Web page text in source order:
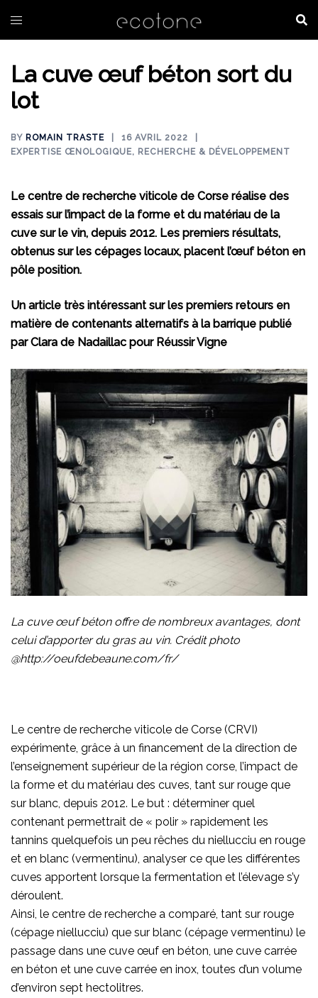
au
La cuve œuf béton sort du
lot
BY ROMAIN TRASTE
16 AVRIL 2022
EXPERTISE ŒNOLOGIQUE, RECHERCHE & DÉVELOPPEMENT
Le centre de recherche viticole de Corse réalise des
essais sur l’impact de la forme et du matériau de la
cuve sur le vin, depuis 2012. Les premiers résultats,
obtenus sur les cépages locaux, placent l’œuf béton en
pôle position.
Un article très intéressant sur les premiers retours en
matière de contenants alternatifs à la barrique publié
par Clara de Nadaillac pour Réussir Vigne
La cuve œuf béton offre de nombreux avantages, dont
celui d’apporter du gras au vin. Crédit photo
@http://oeufdebeaune.com/fr/
Le centre de recherche viticole de Corse (CRVI)
expérimente, grâce à un financement de la direction de
l’enseignement supérieur de la région corse, l’impact de
la forme et du matériau des cuves, tant sur rouge que
sur blanc, depuis 2012. Le but : déterminer quel
contenant permettrait de « polir » rapidement les
tannins quelquefois un peu rêches du niellucciu en rouge
et en blanc (vermentinu), analyser ce que les différentes
cuves apportent lorsque la fermentation et l’élevage s’y
déroulent.
Ainsi, le centre de recherche a comparé, tant sur rouge
(cépage niellucciu) que sur blanc (cépage vermentinu) le
passage dans une cuve œuf en béton, une cuve carrée
en béton et une cuve carrée en inox, toutes d’un volume
d’environ sept hectolitres.